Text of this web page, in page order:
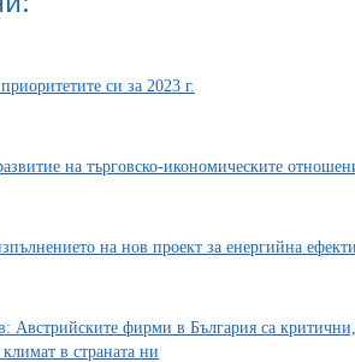
си за 2023 г.
на търговско-икономическите
на нов проект за енергийна
Австрийските фирми в България са
в страната ни